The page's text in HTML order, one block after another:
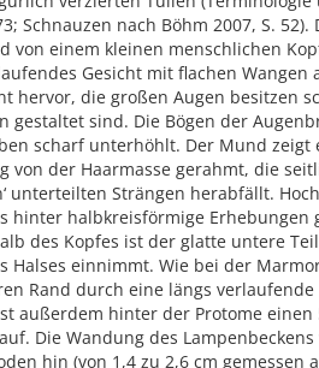
Schnauzen nach Böhm 2007, S.
von einem kleinen menschlichen
Gesicht mit flachen Wangen
hervor, die großen Augen besitzen
gestaltet sind. Die Bögen der
scharf unterhöhlt. Der Mund zeigt
von der Haarmasse gerahmt, die
unterteilten Strängen herabfällt.
hinter halbkreisförmige Erhebungen
des Kopfes ist der glatte untere
Halses einnimmt. Wie bei der
Rand durch eine längs
außerdem hinter der Protome einen
Die Wandung des
hin (von 1,4 zu 2,6 cm gemessen